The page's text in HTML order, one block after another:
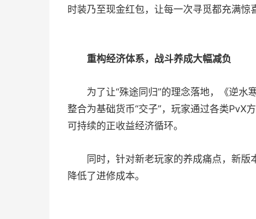
时装乃至现金红包，让每一次寻觅都充满惊
重构经济体系，战斗养成大幅减负
为了让“殊途同归”的理念落地，《逆
整合为基础货币“交子”，玩家通过各类PvX
可持续的正收益经济循环。
同时，针对新老玩家的养成痛点，新
降低了进修成本。